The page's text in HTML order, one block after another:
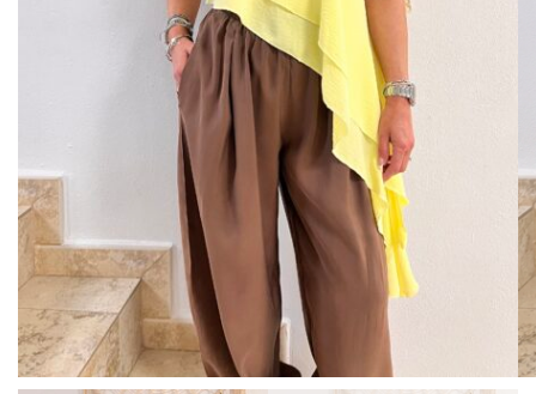
BOLSOS Y MONEDEROS
CALZADO
COMPLEMENTOS
TECNOLOGIA
HOGAR
TARJETAS REGALO